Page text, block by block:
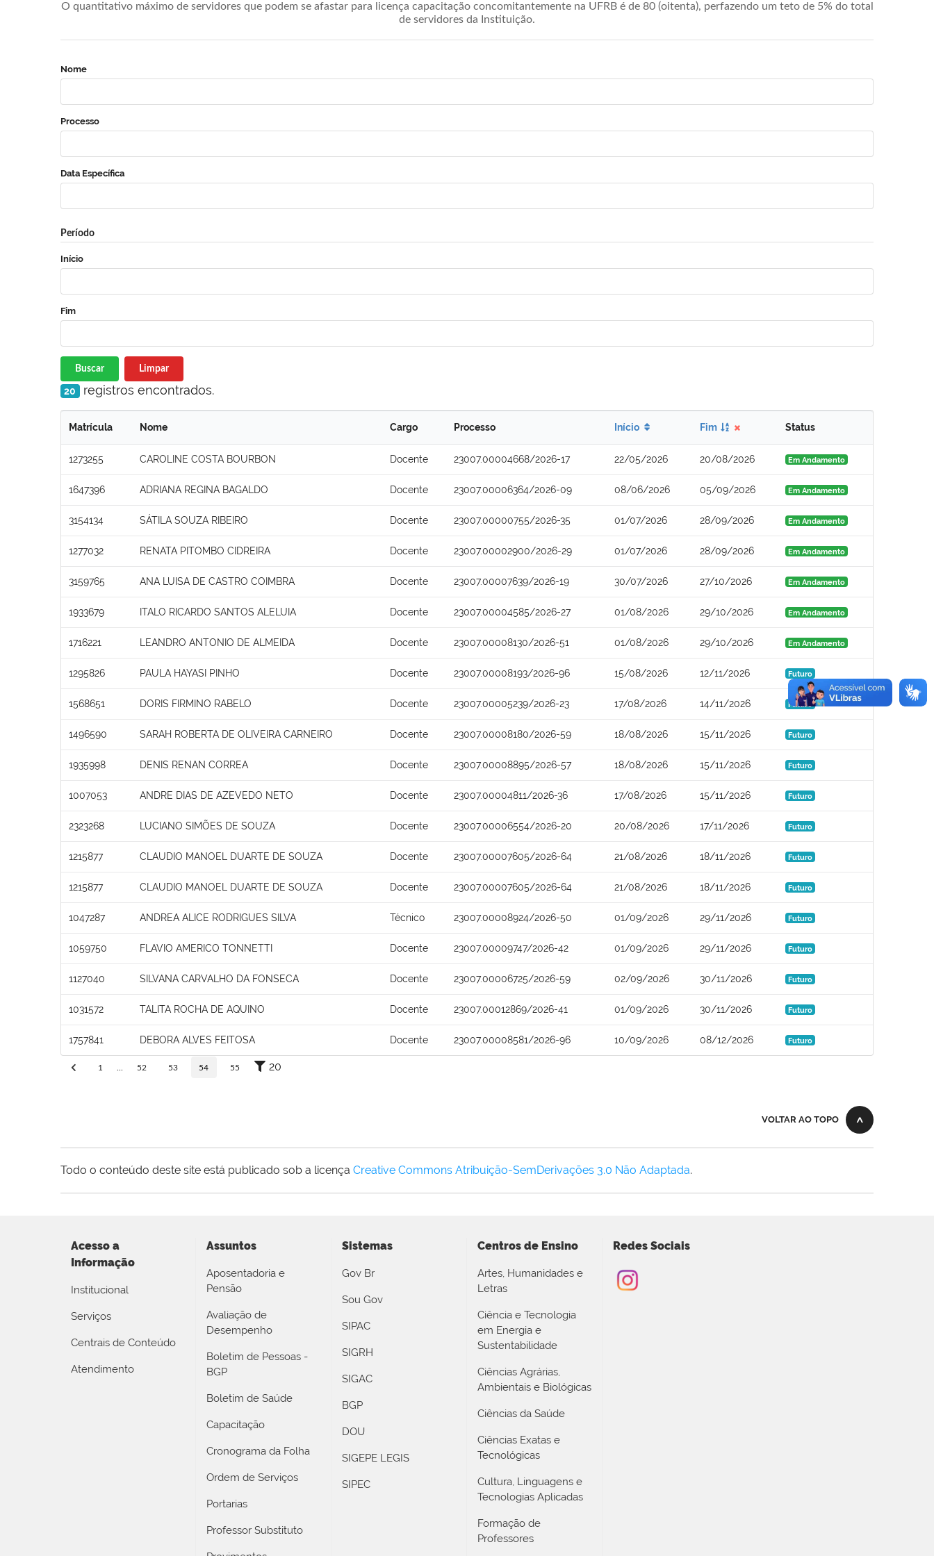
O quantitativo máximo de servidores que podem se afastar para licença capacitação concomitantemente na UFRB é de 80 (oitenta), perfazendo um teto de 5% do total
de servidores da Instituição.
Nome
Processo
Data Específica
Período
Início
Fim
Buscar Limpar
20 registros encontrados.
Matrícula Nome Cargo Processo Início Fim Status
1273255 CAROLINE COSTA BOURBON Docente 23007.00004668/2026-17 22/05/2026 20/08/2026 Em Andamento
1647396 ADRIANA REGINA BAGALDO Docente 23007.00006364/2026-09 08/06/2026 05/09/2026 Em Andamento
3154134 SÁTILA SOUZA RIBEIRO Docente 23007.00000755/2026-35 01/07/2026 28/09/2026 Em Andamento
1277032 RENATA PITOMBO CIDREIRA Docente 23007.00002900/2026-29 01/07/2026 28/09/2026 Em Andamento
3159765 ANA LUISA DE CASTRO COIMBRA Docente 23007.00007639/2026-19 30/07/2026 27/10/2026 Em Andamento
1933679 ITALO RICARDO SANTOS ALELUIA Docente 23007.00004585/2026-27 01/08/2026 29/10/2026 Em Andamento
1716221 LEANDRO ANTONIO DE ALMEIDA Docente 23007.00008130/2026-51 01/08/2026 29/10/2026 Em Andamento
1295826 PAULA HAYASI PINHO Docente 23007.00008193/2026-96 15/08/2026 12/11/2026 Futuro
1568651 DORIS FIRMINO RABELO Docente 23007.00005239/2026-23 17/08/2026 14/11/2026 Futuro
1496590 SARAH ROBERTA DE OLIVEIRA CARNEIRO Docente 23007.00008180/2026-59 18/08/2026 15/11/2026 Futuro
1935998 DENIS RENAN CORREA Docente 23007.00008895/2026-57 18/08/2026 15/11/2026 Futuro
1007053 ANDRE DIAS DE AZEVEDO NETO Docente 23007.00004811/2026-36 17/08/2026 15/11/2026 Futuro
2323268 LUCIANO SIMÕES DE SOUZA Docente 23007.00006554/2026-20 20/08/2026 17/11/2026 Futuro
1215877 CLAUDIO MANOEL DUARTE DE SOUZA Docente 23007.00007605/2026-64 21/08/2026 18/11/2026 Futuro
1215877 CLAUDIO MANOEL DUARTE DE SOUZA Docente 23007.00007605/2026-64 21/08/2026 18/11/2026 Futuro
1047287 ANDREA ALICE RODRIGUES SILVA Técnico 23007.00008924/2026-50 01/09/2026 29/11/2026 Futuro
1059750 FLAVIO AMERICO TONNETTI Docente 23007.00009747/2026-42 01/09/2026 29/11/2026 Futuro
1127040 SILVANA CARVALHO DA FONSECA Docente 23007.00006725/2026-59 02/09/2026 30/11/2026 Futuro
1031572 TALITA ROCHA DE AQUINO Docente 23007.00012869/2026-41 01/09/2026 30/11/2026 Futuro
1757841 DEBORA ALVES FEITOSA Docente 23007.00008581/2026-96 10/09/2026 08/12/2026 Futuro
1 52 53 54 55 20
VOLTAR AO TOPO
Todo o conteúdo deste site está publicado sob a licença Creative Commons Atribuição-SemDerivações 3.0 Não Adaptada.
Acesso a
Informação
Institucional
Serviços
Centrais de Conteúdo
Atendimento
Assuntos
Aposentadoria e
Pensão
Avaliação de
Desempenho
Boletim de Pessoas -
BGP
Boletim de Saúde
Capacitação
Cronograma da Folha
Ordem de Serviços
Portarias
Professor Substituto
Sistemas
Gov Br
Sou Gov
SIPAC
SIGRH
SIGAC
BGP
DOU
SIGEPE LEGIS
SIPEC
Centros de Ensino
Artes, Humanidades e
Letras
Ciência e Tecnologia
em Energia e
Sustentabilidade
Ciências Agrárias,
Ambientais e Biológicas
Ciências da Saúde
Ciências Exatas e
Tecnológicas
Cultura, Linguagens e
Tecnologias Aplicadas
Formação de
Professores
Redes Sociais